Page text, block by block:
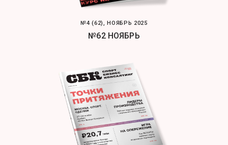
№4 (62), НОЯБРЬ 2025
№62 НОЯБРЬ